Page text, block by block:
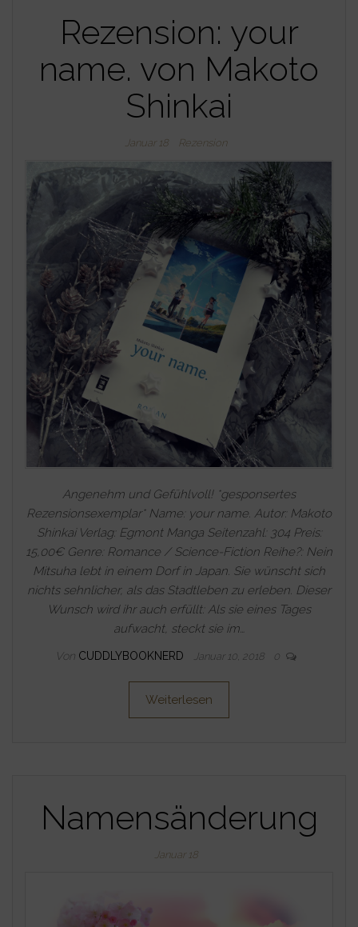
Rezension: your
name. von Makoto
Shinkai
Januar 18 Rezension
Angenehm und Gefühlvoll! *gesponsertes
Rezensionsexemplar* Name: your name. Autor: Makoto
Shinkai Verlag: Egmont Manga Seitenzahl: 304 Preis:
15,00€ Genre: Romance / Science-Fiction Reihe?: Nein
Mitsuha lebt in einem Dorf in Japan. Sie wünscht sich
nichts sehnlicher, als das Stadtleben zu erleben. Dieser
Wunsch wird ihr auch erfüllt: Als sie eines Tages
aufwacht, steckt sie im…
Von CUDDLYBOOKNERD Januar 10, 2018 0
Weiterlesen
Namensänderung
Januar 18